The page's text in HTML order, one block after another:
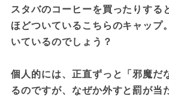
スタバのコーヒーを買ったりする
ほどついているこちらのキャップ
いているのでしょう？
個人的には、正直ずっと「邪魔
るのですが、なぜか外すと罰が当